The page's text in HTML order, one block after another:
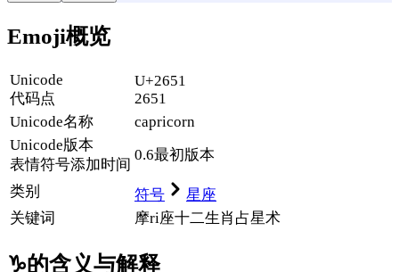
Emoji概览
Unicode
代码点
U+2651
2651
Unicode名称
capricorn
Unicode版本
表情符号添加时间
0.6最初版本
类别 符号
星座
关键词
摩ri座十二生肖 占星术
♑的含义与解释